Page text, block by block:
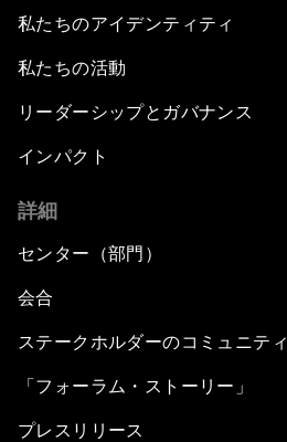
私たちのアイデンティティ
私たちの活動
リーダーシップとガバナンス
インパクト
詳細
センター（部門）
会合
ステークホルダーのコミュニティ
「フォーラム・ストーリー」
プレスリリース